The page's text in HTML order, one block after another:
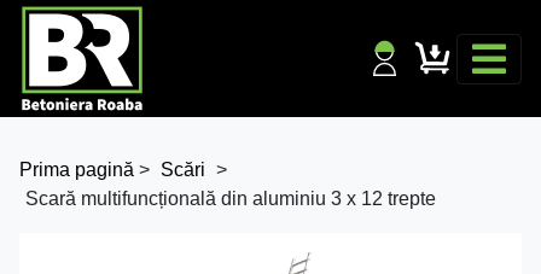
Prima pagină > Scări >
Scară multifuncțională din aluminiu 3 x 12 trepte